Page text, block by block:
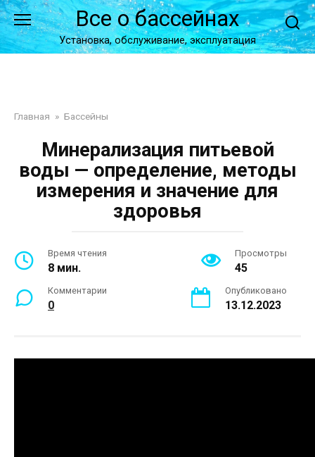
Перейти
к
контенту
Все о бассейнах
Установка, обслуживание, эксплуатация
Главная » Бассейны
Минерализация питьевой
воды — определение, методы
измерения и значение для
здоровья
Время чтения
8 мин.
Просмотры
45
Комментарии
0
Опубликовано
13.12.2023